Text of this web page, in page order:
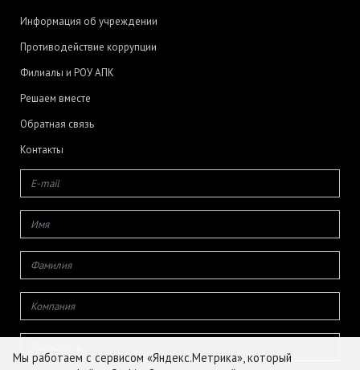
Информация об учреждении
Противодействие коррупции
Филиалы и РОУ АПК
Решаем вместе
Обратная связь
Контакты
Мы работаем с сервисом «Яндекс.Метрика», который